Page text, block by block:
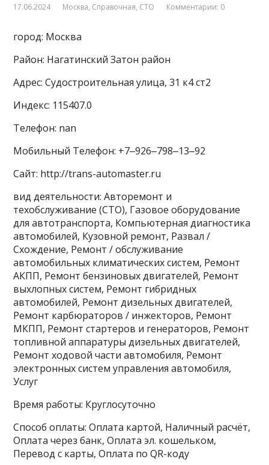
17.06.2024 Москва, Справочная, СТО Комментарии: 0
город: Москва
Район: Нагатинский Затон район
Адрес: Судостроительная улица, 31 к4 ст2
Индекс: 115407.0
Телефон: nan
Мобильный Телефон: +7‒926‒798‒13‒92
Сайт: http://trans-automaster.ru
вид деятельности: Авторемонт и
техобслуживание (СТО), Газовое оборудование
для автотранспорта, Компьютерная диагностика
автомобилей, Кузовной ремонт, Развал /
Схождение, Ремонт / обслуживание
автомобильных климатических систем, Ремонт
АКПП, Ремонт бензиновых двигателей, Ремонт
выхлопных систем, Ремонт гибридных
автомобилей, Ремонт дизельных двигателей,
Ремонт карбюраторов / инжекторов, Ремонт
МКПП, Ремонт стартеров и генераторов, Ремонт
топливной аппаратуры дизельных двигателей,
Ремонт ходовой части автомобиля, Ремонт
электронных систем управления автомобиля,
Услуг
Время работы: Круглосуточно
Способ оплаты: Оплата картой, Наличный расчёт,
Оплата через банк, Оплата эл. кошельком,
Перевод с карты, Оплата по QR-коду